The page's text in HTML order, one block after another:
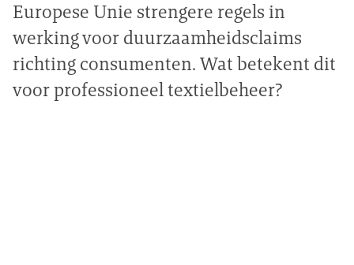
Europese Unie strengere regels in
werking voor duurzaamheidsclaims
richting consumenten. Wat betekent dit
voor professioneel textielbeheer?